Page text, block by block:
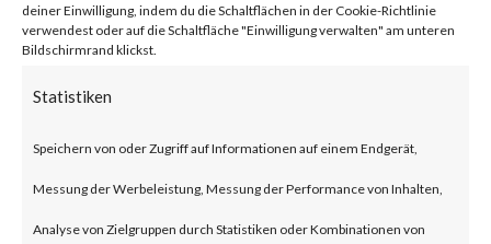
deiner Einwilligung, indem du die Schaltflächen in der Cookie-Richtlinie
verwendest oder auf die Schaltfläche "Einwilligung verwalten" am unteren
Bildschirmrand klickst.
Statistiken
Speichern von oder Zugriff auf Informationen auf einem Endgerät,
Messung der Werbeleistung, Messung der Performance von Inhalten,
Analyse von Zielgruppen durch Statistiken oder Kombinationen von
Citrix NetScaler Gateway,
previously known as Citrix
designed to provide secure and
optimized remote access.